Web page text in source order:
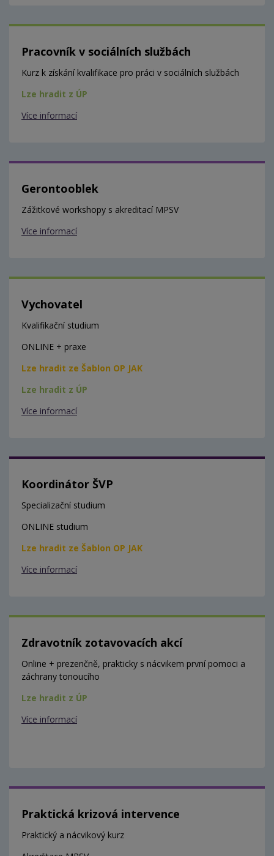
Pracovník v sociálních službách
Kurz k získání kvalifikace pro práci v sociálních službách
Lze hradit z ÚP
Více informací
Gerontooblek
Zážitkové workshopy s akreditací MPSV
Více informací
Vychovatel
Kvalifikační studium
ONLINE + praxe
Lze hradit ze Šablon OP JAK
Lze hradit z ÚP
Více informací
Koordinátor ŠVP
Specializační studium
ONLINE studium
Lze hradit ze Šablon OP JAK
Více informací
Zdravotník zotavovacích akcí
Online + prezenčně, prakticky s nácvikem první pomoci a
záchrany tonoucího
Lze hradit z ÚP
Více informací
Praktická krizová intervence
Praktický a nácvikový kurz